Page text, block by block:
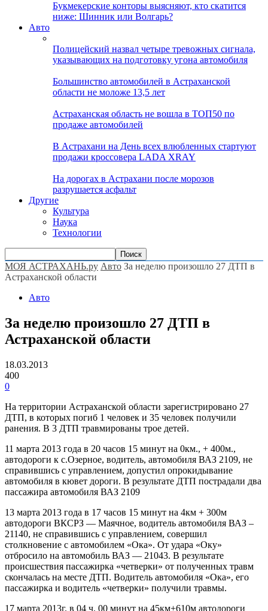
Букмекерские конторы выясняют, кто скатится
ниже: Шинник или Волгарь?
Авто
Полицейский назвал четыре тревожных сигнала,
указывающих на подготовку угона автомобиля
Большинство автомобилей в Астраханской
области не моложе 13,5 лет
Астраханская область не вошла в ТОП50 по
продаже автомобилей
В Астрахани на День всех влюбленных стартуют
продажи кроссовера LADA XRAY
На дорогах в Астрахани после морозов
разрушается асфальт
Другие
Культура
Наука
Технологии
МОЯ АСТРАХАНЬ.ру Авто За неделю произошло 27 ДТП в
Астраханской области
Авто
За неделю произошло 27 ДТП в
Астраханской области
18.03.2013
400
0
На территории Астраханской области зарегистрировано 27
ДТП, в которых погиб 1 человек и 35 человек получили
ранения. В 3 ДТП травмированы трое детей.
11 марта 2013 года в 20 часов 15 минут на 0км., + 400м.,
автодороги к с.Озерное, водитель, автомобиля ВАЗ 2109, не
справившись с управлением, допустил опрокидывание
автомобиля в кювет дороги. В результате ДТП пострадали два
пассажира автомобиля ВАЗ 2109
13 марта 2013 года в 17 часов 15 минут на 4км + 300м
автодороги ВКСРЗ — Маячное, водитель автомобиля ВАЗ –
21140, не справившись с управлением, совершил
столкновение с автомобилем «Ока». От удара «Оку»
отбросило на автомобиль ВАЗ — 21043. В результате
происшествия пассажирка «четверки» от полученных травм
скончалась на месте ДТП. Водитель автомобиля «Ока», его
пассажирка и водитель «четверки» получили травмы.
17 марта 2013г. в 04 ч. 00 минут на 45км+610м автодороги